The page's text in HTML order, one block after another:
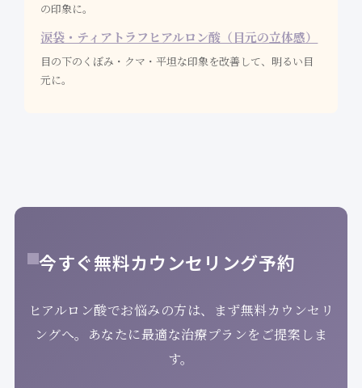
の印象に。
涙袋・ティアトラフヒアルロン酸（目元の立体感）
目の下のくぼみ・クマ・平坦な印象を改善して、明るい目
元に。
今すぐ無料カウンセリング予約
ヒアルロン酸でお悩みの方は、まず無料カウンセリ
ングへ。あなたに最適な治療プランをご提案しま
す。